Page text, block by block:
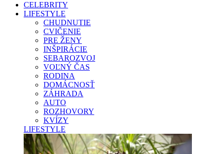
CELEBRITY
LIFESTYLE
CHUDNUTIE
CVIČENIE
PRE ŽENY
INŠPIRÁCIE
SEBAROZVOJ
VOĽNÝ ČAS
RODINA
DOMÁCNOSŤ
ZÁHRADA
AUTO
ROZHOVORY
KVÍZY
LIFESTYLE